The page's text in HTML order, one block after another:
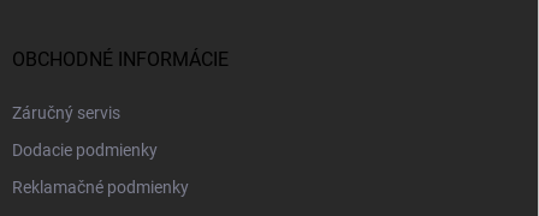
OBCHODNÉ INFORMÁCIE
Záručný servis
Dodacie podmienky
Reklamačné podmienky